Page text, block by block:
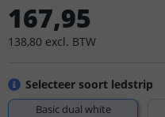
Selecteer soort ledstrip
Basic dual white
167,95
138,80 excl. BTW